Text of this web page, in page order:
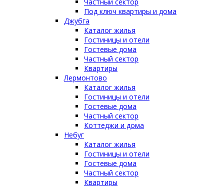
Под ключ квартиры и дома
Джубга
Каталог жилья
Гостиницы и отели
Гостевые дома
Частный сектор
Квартиры
Лермонтово
Каталог жилья
Гостиницы и отели
Гостевые дома
Частный сектор
Коттеджи и дома
Небуг
Каталог жилья
Гостиницы и отели
Гостевые дома
Частный сектор
Квартиры